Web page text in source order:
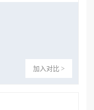
加入对比 >